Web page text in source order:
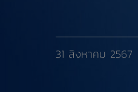
31 สิงหาคม 2567